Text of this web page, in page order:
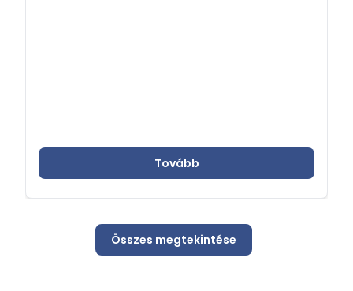
Tovább
Összes megtekintése